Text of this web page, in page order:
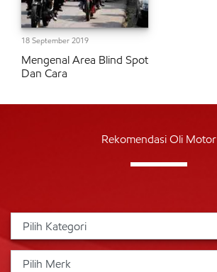
18 September 2019
Mengenal Area Blind Spot
Dan Cara
Rekomendasi Oli Motor